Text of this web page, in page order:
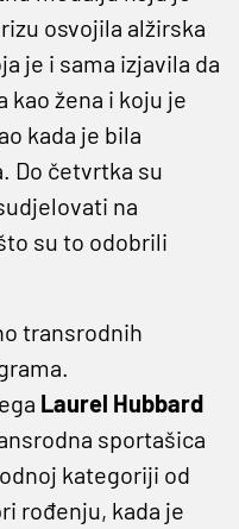
osvojila alžirska
je i sama izjavila da
kao žena i koju je
kada je bila
Do četvrtka su
na
su to odobrili
transrodnih
Laurel Hubbard
sportašica
kategoriji od
rođenju, kada je